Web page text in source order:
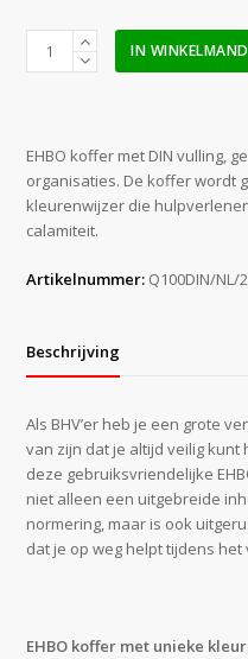
IN WINKELMAND
EHBO koffer met DIN vulling,
organisaties. De koffer wordt
kleurenwijzer die
calamiteit.
Artikelnummer: Q100DIN/NL/
Beschrijving
Als BHV’er heb je een grote
van zijn dat je altijd veilig
deze gebruiksvriendelijke
niet alleen een uitgebreide
normering, maar is ook
dat je op weg helpt tijdens
EHBO koffer met unieke